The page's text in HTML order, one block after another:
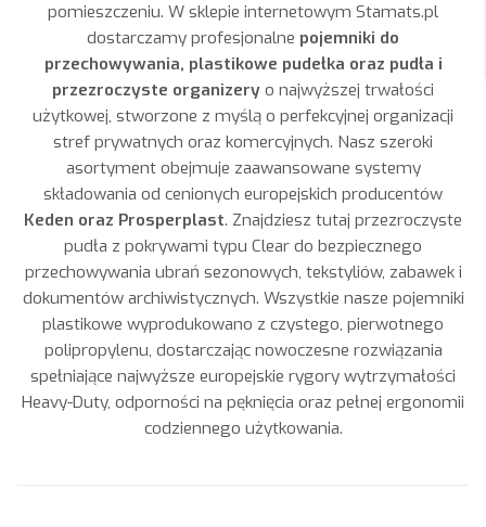
pomieszczeniu. W sklepie internetowym Stamats.pl
dostarczamy profesjonalne pojemniki do
przechowywania, plastikowe pudełka oraz pudła i
przezroczyste organizery o najwyższej trwałości
użytkowej, stworzone z myślą o perfekcyjnej organizacji
stref prywatnych oraz komercyjnych. Nasz szeroki
asortyment obejmuje zaawansowane systemy
składowania od cenionych europejskich producentów
Keden oraz Prosperplast. Znajdziesz tutaj przezroczyste
pudła z pokrywami typu Clear do bezpiecznego
przechowywania ubrań sezonowych, tekstyliów, zabawek i
dokumentów archiwistycznych. Wszystkie nasze pojemniki
plastikowe wyprodukowano z czystego, pierwotnego
polipropylenu, dostarczając nowoczesne rozwiązania
spełniające najwyższe europejskie rygory wytrzymałości
Heavy-Duty, odporności na pęknięcia oraz pełnej ergonomii
codziennego użytkowania.